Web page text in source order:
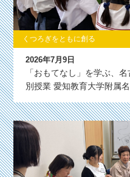
くつろぎをともに創る
2026年7月9日
「おもてなし」を学ぶ、
別授業 愛知教育大学附属